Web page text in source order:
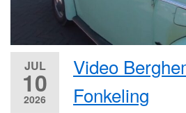
JUL
10
2026
Video
Fonkeling